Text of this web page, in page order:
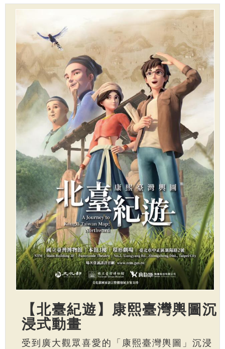
【北臺紀遊】康熙臺灣輿圖沉
浸式動畫
受到廣大觀眾喜愛的「康熙臺灣輿圖」沉浸